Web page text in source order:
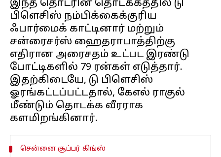
இந்த தொடரின் தொடக்கத்தில் டு
பிளெசிஸ் நம்பிக்கைக்குரிய
ஃபார்மைக் காட்டினார் மற்றும்
சன்ரைசர்ஸ் ஹைதராபாத்திற்கு
எதிரான அரைசதம் உட்பட இரண்டு
போட்டிகளில் 79 ரன்கள் எடுத்தார்.
இதற்கிடையே, டு பிளெசிஸ்
ஓரங்கட்டப்பட்டதால், கேஎல் ராகுல்
மீண்டும் தொடக்க வீரராக
சென்னை சூப்பர் கிங்ஸ்